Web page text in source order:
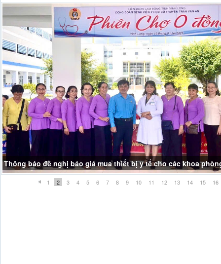
Thông báo đề nghị báo giá mua thiết bị y tế cho các khoa
1 2 3 4 5 6 7 8 9 10 11 12 13 14 15 16